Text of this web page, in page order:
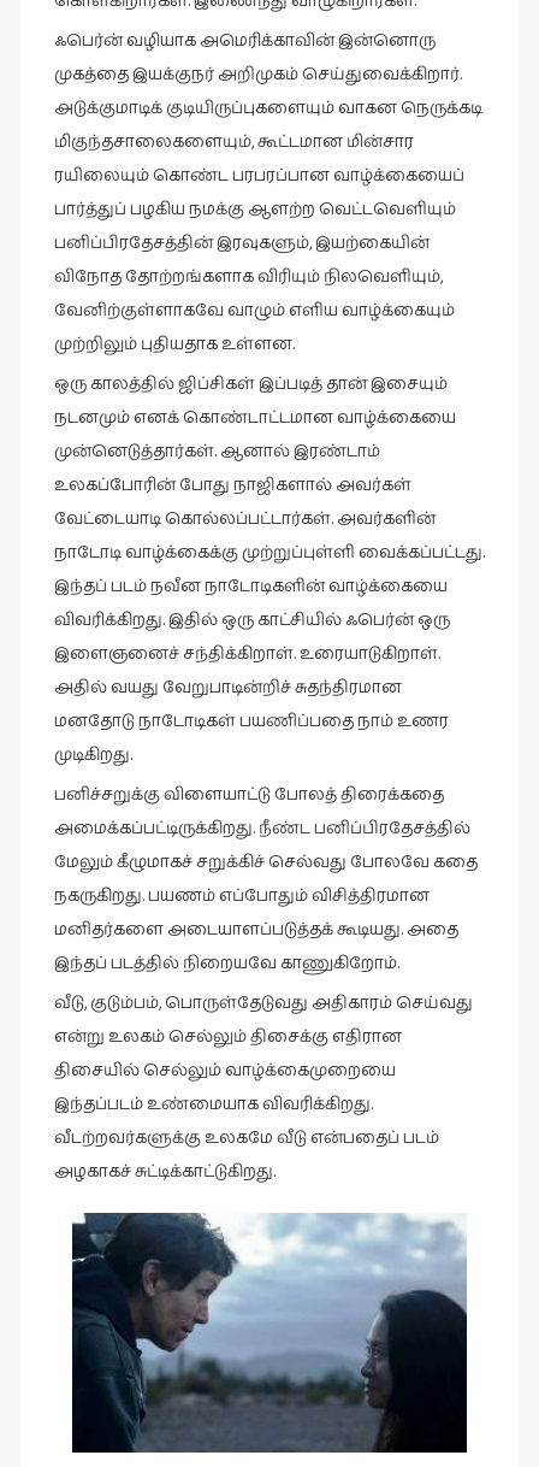
ஃபெர்ன் வழியாக அமெரிக்காவின் இன்னொரு
முகத்தை இயக்குநர் அறிமுகம் செய்துவைக்கிறார்.
அடுக்குமாடிக் குடியிருப்புகளையும் வாகன நெருக்கடி
மிகுந்தசாலைகளையும், கூட்டமான மின்சார
ரயிலையும் கொண்ட பரபரப்பான வாழ்க்கையைப்
பார்த்துப் பழகிய நமக்கு ஆளற்ற வெட்டவெளியும்
பனிப்பிரதேசத்தின் இரவுகளும், இயற்கையின்
விநோத தோற்றங்களாக விரியும் நிலவெளியும்,
வேனிற்குள்ளாகவே வாழும் எளிய வாழ்க்கையும்
முற்றிலும் புதியதாக உள்ளன.
ஒரு காலத்தில் ஜிப்சிகள் இப்படித் தான் இசையும்
நடனமும் எனக் கொண்டாட்டமான வாழ்க்கையை
முன்னெடுத்தார்கள். ஆனால் இரண்டாம்
உலகப்போரின் போது நாஜிகளால் அவர்கள்
வேட்டையாடி கொல்லப்பட்டார்கள். அவர்களின்
நாடோடி வாழ்க்கைக்கு முற்றுப்புள்ளி வைக்கப்பட்டது.
இந்தப் படம் நவீன நாடோடிகளின் வாழ்க்கையை
விவரிக்கிறது. இதில் ஒரு காட்சியில் ஃபெர்ன் ஒரு
இளைஞனைச் சந்திக்கிறாள். உரையாடுகிறாள்.
அதில் வயது வேறுபாடின்றிச் சுதந்திரமான
மனதோடு நாடோடிகள் பயணிப்பதை நாம் உணர
முடிகிறது.
பனிச்சறுக்கு விளையாட்டு போலத் திரைக்கதை
அமைக்கப்பட்டிருக்கிறது. நீண்ட பனிப்பிரதேசத்தில்
மேலும் கீழுமாகச் சறுக்கிச் செல்வது போலவே கதை
நகருகிறது. பயணம் எப்போதும் விசித்திரமான
மனிதர்களை அடையாளப்படுத்தக் கூடியது. அதை
இந்தப் படத்தில் நிறையவே காணுகிறோம்.
வீடு, குடும்பம், பொருள்தேடுவது அதிகாரம் செய்வது
என்று உலகம் செல்லும் திசைக்கு எதிரான
திசையில் செல்லும் வாழ்க்கைமுறையை
இந்தப்படம் உண்மையாக விவரிக்கிறது.
வீடற்றவர்களுக்கு உலகமே வீடு என்பதைப் படம்
அழகாகச் சுட்டிக்காட்டுகிறது.